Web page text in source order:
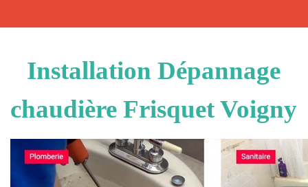
Installation Dépannage
chaudière Frisquet Voigny